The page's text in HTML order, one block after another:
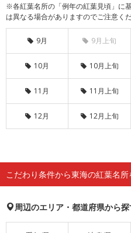
※各紅葉名所の「例年の紅葉見頃」に
は異なる場合がありますのでご注意くだ
9月 9月上旬
10月 10月上旬
11月 11月上旬
12月 12月上旬
こだわり条件から東海の紅葉名所
周辺のエリア・都道府県から